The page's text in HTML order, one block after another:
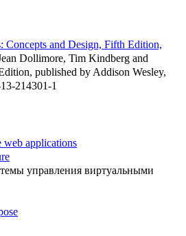
Concepts and Design, Fifth Edition,
Dollimore, Tim Kindberg and
published by Addison Wesley,
214301-1
web applications
управления виртуальными